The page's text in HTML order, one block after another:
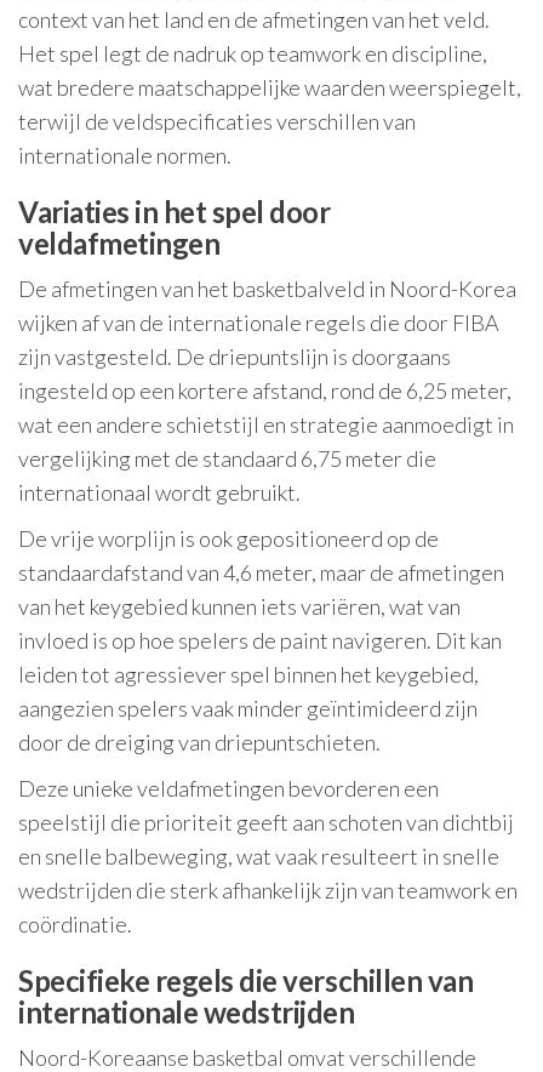
context van het land en de afmetingen van het veld.
Het spel legt de nadruk op teamwork en discipline,
wat bredere maatschappelijke waarden weerspiegelt,
terwijl de veldspecificaties verschillen van
internationale normen.
Variaties in het spel door
veldafmetingen
De afmetingen van het basketbalveld in Noord-Korea
wijken af van de internationale regels die door FIBA
zijn vastgesteld. De driepuntslijn is doorgaans
ingesteld op een kortere afstand, rond de 6,25 meter,
wat een andere schietstijl en strategie aanmoedigt in
vergelijking met de standaard 6,75 meter die
internationaal wordt gebruikt.
De vrije worplijn is ook gepositioneerd op de
standaardafstand van 4,6 meter, maar de afmetingen
van het keygebied kunnen iets variëren, wat van
invloed is op hoe spelers de paint navigeren. Dit kan
leiden tot agressiever spel binnen het keygebied,
aangezien spelers vaak minder geïntimideerd zijn
door de dreiging van driepuntschieten.
Deze unieke veldafmetingen bevorderen een
speelstijl die prioriteit geeft aan schoten van dichtbij
en snelle balbeweging, wat vaak resulteert in snelle
wedstrijden die sterk afhankelijk zijn van teamwork en
coördinatie.
Specifieke regels die verschillen van
internationale wedstrijden
Noord-Koreaanse basketbal omvat verschillende